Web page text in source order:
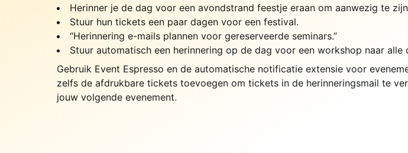
Herinner je de dag voor een avondstrand feestje eraan om aanwezig te
Stuur hun tickets een paar dagen voor een festival.
“Herinnering e-mails plannen voor gereserveerde seminars.”
Stuur automatisch een herinnering op de dag voor een workshop naar alle
Gebruik Event Espresso en de automatische notificatie extensie voor
zelfs de afdrukbare tickets toevoegen om tickets in de herinneringsmail te
jouw volgende evenement.